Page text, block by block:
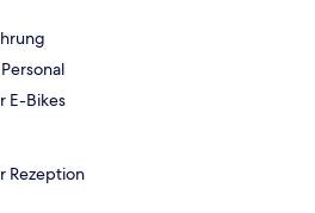
E-Bikes
Rezeption